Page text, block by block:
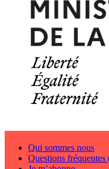
Qui sommes nous
Questions